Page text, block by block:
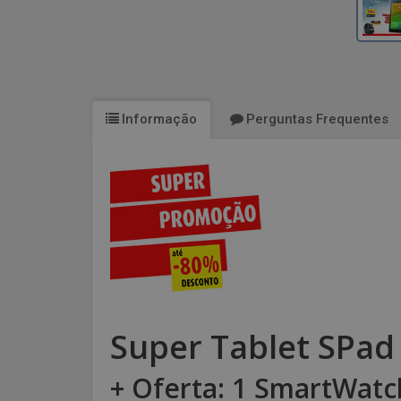
Informação Perguntas Frequentes
Super Tablet
+ Oferta: 1